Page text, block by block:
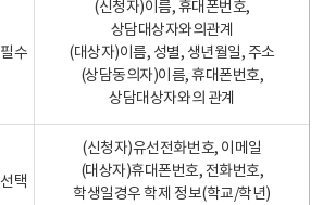
필수
(신청자)이름, 휴대폰번호,
상담대상자와의관계
(대상자)이름, 성별, 생년월일, 주소
(상담동의자)이름, 휴대폰번호,
상담대상자와의 관계
선택
(신청자)유선전화번호, 이메일
(대상자)휴대폰번호, 전화번호,
학생일경우 학제 정보(학교/학년)